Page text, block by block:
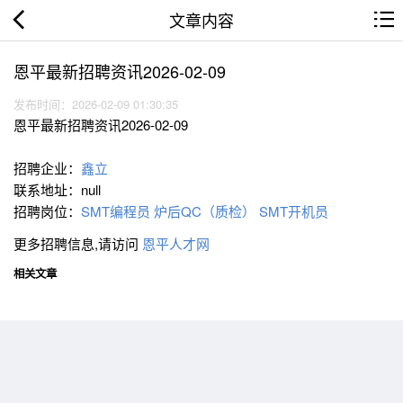
文章内容
恩平最新招聘资讯2026-02-09
发布时间：2026-02-09 01:30:35
恩平最新招聘资讯2026-02-09
招聘企业： 鑫立
联系地址：null
招聘岗位： SMT编程员 炉后QC（质检）
SMT开机员
更多招聘信息,请访问 恩平人才网
相关文章